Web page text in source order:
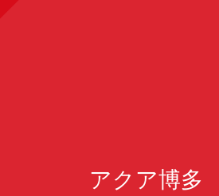
アクア博多